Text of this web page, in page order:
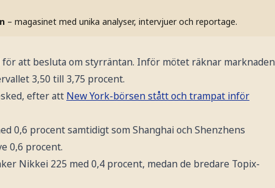
– magasinet med unika analyser, intervjuer och reportage.
att besluta om styrräntan. Inför mötet räknar marknaden
3,50 till 3,75 procent.
efter att New York-börsen stått och trampat inför
0,6 procent samtidigt som Shanghai och Shenzhens
0,6 procent.
Nikkei 225 med 0,4 procent, medan de bredare Topix-